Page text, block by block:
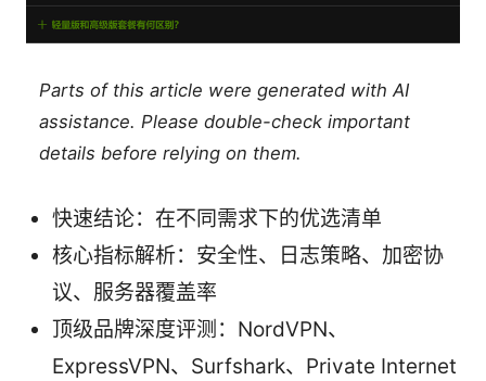
Parts of this article were generated with AI
assistance. Please double-check important
details before relying on them.
快速结论：在不同需求下的优选清单
核心指标解析：安全性、日志策略、加密协
议、服务器覆盖率
顶级品牌深度评测：NordVPN、
ExpressVPN、Surfshark、Private Internet